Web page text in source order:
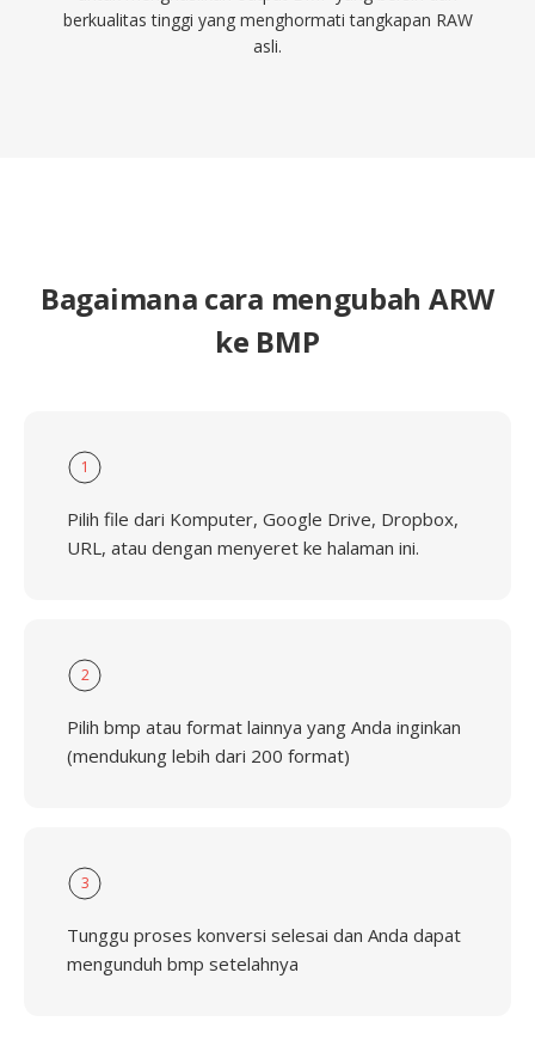
berkualitas tinggi yang menghormati tangkapan RAW
asli.
Bagaimana cara mengubah ARW
ke BMP
1
Pilih file dari Komputer, Google Drive, Dropbox,
URL, atau dengan menyeret ke halaman ini.
2
Pilih bmp atau format lainnya yang Anda inginkan
(mendukung lebih dari 200 format)
3
Tunggu proses konversi selesai dan Anda dapat
mengunduh bmp setelahnya